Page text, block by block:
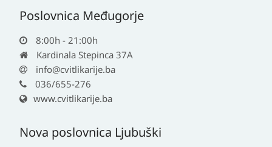
Poslovnica Međugorje
8:00h - 21:00h
Kardinala Stepinca 37A
info@cvitlikarije.ba
036/655-276
www.cvitlikarije.ba
Nova poslovnica Ljubuški